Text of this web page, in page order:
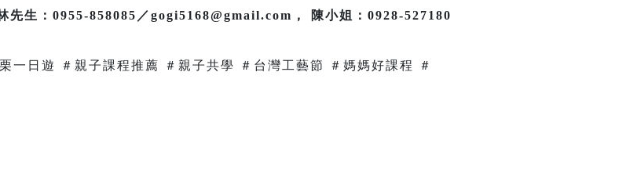
先生：0955-858085／gogi5168@gmail.com， 陳小姐：0928-527180
一日遊 ＃親子課程推薦 ＃親子共學 ＃台灣工藝節 ＃媽媽好課程 ＃